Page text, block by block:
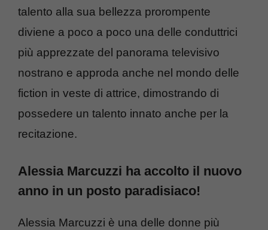
talento alla sua bellezza prorompente
diviene a poco a poco una delle conduttrici
più apprezzate del panorama televisivo
nostrano e approda anche nel mondo delle
fiction in veste di attrice, dimostrando di
possedere un talento innato anche per la
recitazione.
Alessia Marcuzzi ha accolto il nuovo
anno in un posto paradisiaco!
Alessia Marcuzzi è una delle donne più